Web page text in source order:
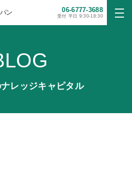
ン 06-6777-3688
受付 平日 9:30-18:30
レッジキャピタル